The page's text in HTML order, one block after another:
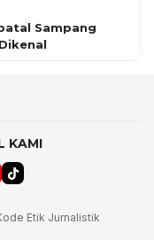
Sampang
KAMI
Etik Jurnalistik